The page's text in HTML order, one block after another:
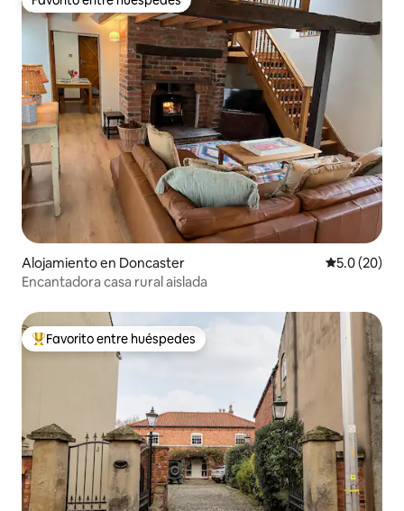
Favorito entre huéspedes
Alojamiento en Doncaster Calificación
5.0 (20)
Encantadora casa rural aislada
Favorito entre huéspedes preferido
Favorito entre huéspedes